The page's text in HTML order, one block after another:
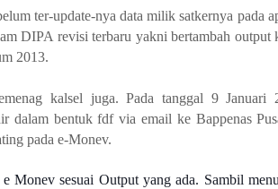
ter-update-nya data milik satkernya pada
DIPA revisi terbaru yakni bertambah output
2013.
kalsel juga. Pada tanggal 9 Januari
dalam bentuk fdf via email ke Bappenas
pada e-Monev.
Monev sesuai Output yang ada. Sambil